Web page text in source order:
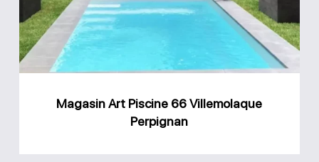
Villemolaque
Magasin Art Piscine 66 Villemolaque
Perpignan